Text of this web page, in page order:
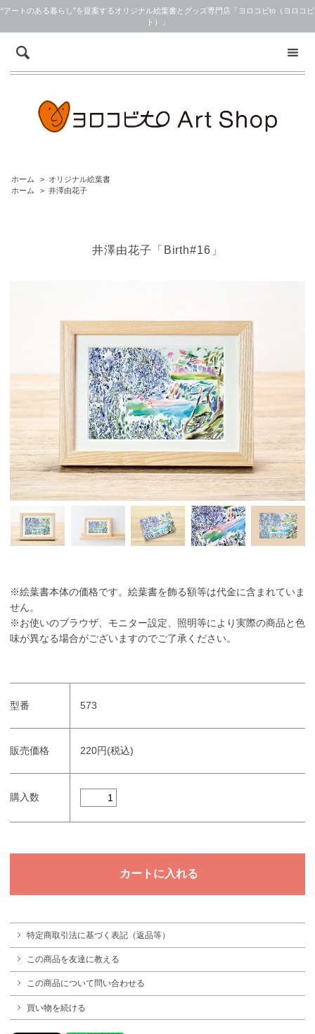
“アートのある暮らし”を提案するオリジナル絵葉書とグッズ専門店「ヨロコビto（ヨロコビ
ト）」
ホーム > オリジナル絵葉書
ホーム
> 井澤由花子
井澤由花子「Birth#16」
※絵葉書本体の価格です。絵葉書を飾る額等は代金に含まれていま
せん。
※お使いのブラウザ、モニター設定、照明等により実際の商品と色
味が異なる場合がございますのでご了承ください。
型番 573
販売価格 220円(税込)
購入数
特定商取引法に基づく表記（返品等）
この商品を友達に教える
この商品について問い合わせる
買い物を続ける